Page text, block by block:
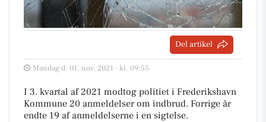
Del artikel
Mandag d. 01. nov. 2021 - kl. 09:55
I 3. kvartal af 2021 modtog politiet i Frederikshavn
Kommune 20 anmeldelser om indbrud. Forrige år
endte 19 af anmeldelserne i en sigtelse.